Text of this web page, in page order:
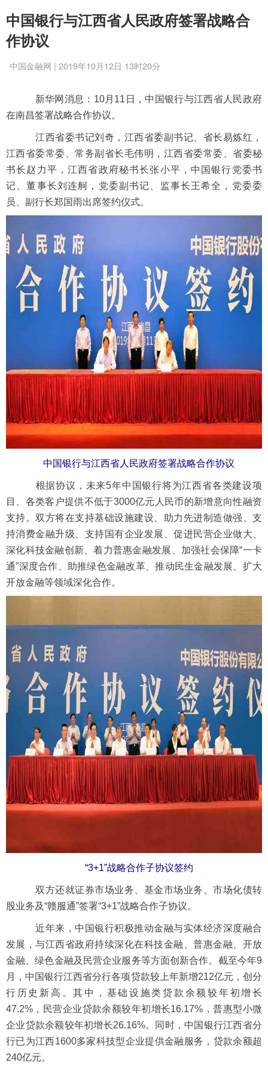
中国银行与江西省人民政府签署战略合
作协议
中国金融网 | 2019年10月12日 13时20分
新华网消息：10月11日，中国银行与江西省人民政府
在南昌签署战略合作协议。
江西省委书记刘奇，江西省委副书记、省长易炼红，
江西省委常委、常务副省长毛伟明，江西省委常委、省委秘
书长赵力平，江西省政府秘书长张小平，中国银行党委书
记、董事长刘连舸，党委副书记、监事长王希全，党委委
员、副行长郑国雨出席签约仪式。
中国银行与江西省人民政府签署战略合作协议
根据协议，未来5年中国银行将为江西省各类建设项
目、各类客户提供不低于3000亿元人民币的新增意向性融资
支持。双方将在支持基础设施建设、助力先进制造做强、支
持消费金融升级、支持国有企业发展、促进民营企业做大、
深化科技金融创新、着力普惠金融发展、加强社会保障“一卡
通”深度合作、助推绿色金融改革、推动民生金融发展、扩大
开放金融等领域深化合作。
“3+1”战略合作子协议签约
双方还就证券市场业务、基金市场业务、市场化债转
股业务及“赣服通”签署“3+1”战略合作子协议。
近年来，中国银行积极推动金融与实体经济深度融合
发展，与江西省政府持续深化在科技金融、普惠金融、开放
金融、绿色金融及民营企业服务等方面创新合作。截至今年9
月，中国银行江西省分行各项贷款较上年新增212亿元，创分
行历史新高。其中，基础设施类贷款余额较年初增长
47.2%，民营企业贷款余额较年初增长16.17%，普惠型小微
企业贷款余额较年初增长26.16%。同时，中国银行江西省分
行已为江西1600多家科技型企业提供金融服务，贷款余额超
240亿元。